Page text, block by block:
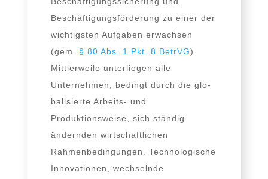
Beschäftigungsförderung zu einer der
wich­tigs­ten Aufgaben erwach­sen
(gem. § 80 Abs. 1 Pkt. 8 BetrVG).
Mittlerweile unter­lie­gen alle
Unternehmen, bedingt durch die glo­
ba­li­sier­te Arbeits- und
Produktionsweise, sich stän­dig
ändern­den wirt­schaft­li­chen
Rahmenbedingungen. Technologische
Innovationen, wech­seln­de